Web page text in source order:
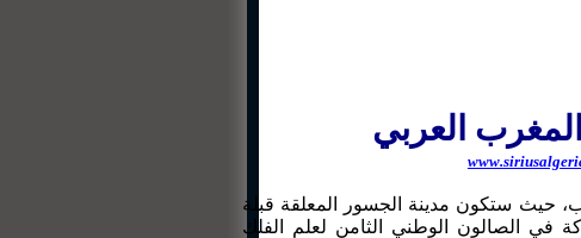
العربي
حيث ستكون مدينة الجسور المعلقة قبلة
في الصالون الوطني الثامن لعلم الفلك